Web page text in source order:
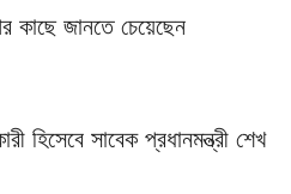
কাছে জানতে চেয়েছেন
হিসেবে সাবেক প্রধানমন্ত্রী শেখ